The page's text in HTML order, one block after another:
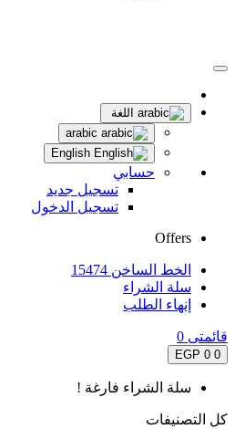
اللغة
حسابي
تسجيل جديد
تسجيل الدخول
Offers
الخط الساخن 15474
سلة الشراء
إنهاء الطلب
قائمتى 0
0
0 EGP
سلة الشراء فارغة !
كل التصنيفات